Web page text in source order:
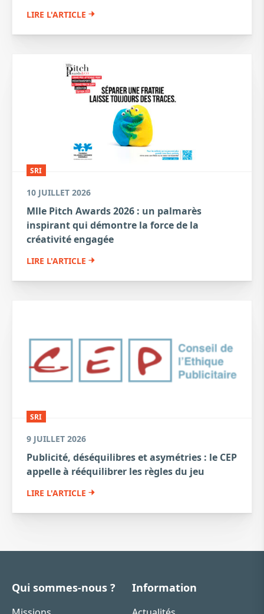
LIRE L'ARTICLE
SRI
10 JUILLET 2026
Mlle Pitch Awards 2026 : un palmarès
inspirant qui démontre la force de la
créativité engagée
LIRE L'ARTICLE
SRI
9 JUILLET 2026
Publicité, déséquilibres et asymétries : le CEP
appelle à rééquilibrer les règles du jeu
LIRE L'ARTICLE
Qui sommes-nous ? Information